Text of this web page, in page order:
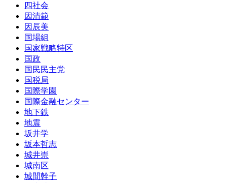
四社会
因清範
因辰美
国場組
国家戦略特区
国政
国民民主党
国税局
国際学園
国際金融センター
地下鉄
地震
坂井学
坂本哲志
城井崇
城南区
城間幹子